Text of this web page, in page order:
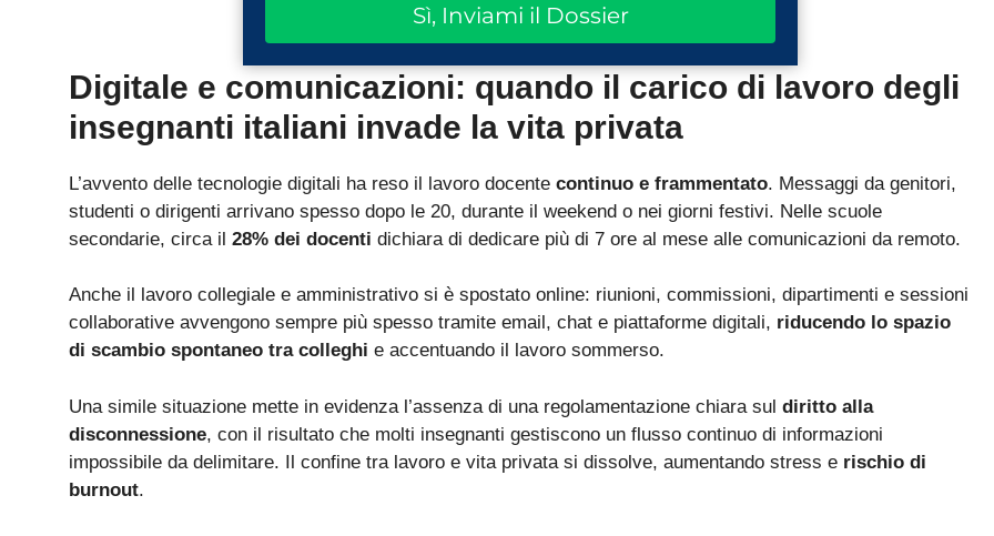
Sì, Inviami il Dossier
Digitale e comunicazioni: quando il carico di lavoro degli
insegnanti italiani invade la vita privata
L’avvento delle tecnologie digitali ha reso il lavoro docente continuo e frammentato. Messaggi da genitori,
studenti o dirigenti arrivano spesso dopo le 20, durante il weekend o nei giorni festivi. Nelle scuole
secondarie, circa il 28% dei docenti dichiara di dedicare più di 7 ore al mese alle comunicazioni da remoto.
Anche il lavoro collegiale e amministrativo si è spostato online: riunioni, commissioni, dipartimenti e sessioni
collaborative avvengono sempre più spesso tramite email, chat e piattaforme digitali, riducendo lo spazio
di scambio spontaneo tra colleghi e accentuando il lavoro sommerso.
Una simile situazione mette in evidenza l’assenza di una regolamentazione chiara sul diritto alla
disconnessione, con il risultato che molti insegnanti gestiscono un flusso continuo di informazioni
impossibile da delimitare. Il confine tra lavoro e vita privata si dissolve, aumentando stress e rischio di
burnout.